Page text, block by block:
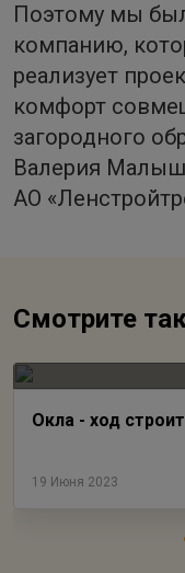
Поэтому мы
компанию,
реализует
комфорт
загородного
Валерия
АО
Смотрите
Окла - ход
19 Июня 2023